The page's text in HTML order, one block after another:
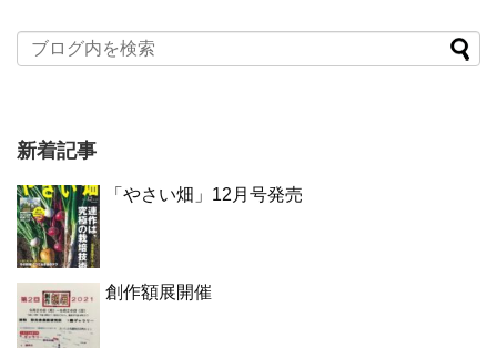
新着記事
「やさい畑」12月号発売
創作額展開催